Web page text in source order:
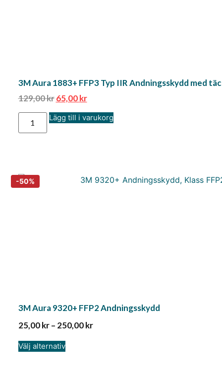
3M Aura 1883+ FFP3 Typ IIR Andningsskydd med
129,00kr 65,00kr
Lägg till i varukorg
3M Aura 9320+ FFP2 Andningsskydd
25,00kr– 250,00kr
Välj alternativ